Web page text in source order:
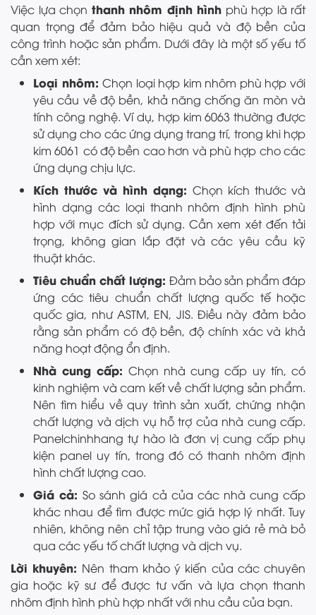
Việc lựa chọn thanh nhôm định hình phù hợp là rất
quan trọng để đảm bảo hiệu quả và độ bền của
công trình hoặc sản phẩm. Dưới đây là một số yếu tố
cần xem xét:
Loại nhôm:Chọn loại hợp kim nhôm phù hợp với
yêu cầu về độ bền, khả năng chống ăn mòn và
tính công nghệ. Ví dụ, hợp kim 6063 thường được
sử dụng cho các ứng dụng trang trí, trong khi hợp
kim 6061 có độ bền cao hơn và phù hợp cho các
ứng dụng chịu lực.
Kích thước và hình dạng: Chọn kích thước và
hình dạng các loại thanh nhôm định hình phù
hợp với mục đích sử dụng. Cần xem xét đến tải
trọng, không gian lắp đặt và các yêu cầu kỹ
thuật khác.
Tiêu chuẩn chất lượng: Đảm bảo sản phẩm đáp
ứng các tiêu chuẩn chất lượng quốc tế hoặc
quốc gia, như ASTM, EN, JIS. Điều này đảm bảo
rằng sản phẩm có độ bền, độ chính xác và khả
năng hoạt động ổn định.
Nhà cung cấp: Chọn nhà cung cấp uy tín, có
kinh nghiệm và cam kết về chất lượng sản phẩm.
Nên tìm hiểu về quy trình sản xuất, chứng nhận
chất lượng và dịch vụ hỗ trợ của nhà cung cấp.
Panelchinhhang tự hào là đơn vị cung cấp phụ
kiện panel uy tín, trong đó có thanh nhôm định
hình chất lượng cao.
Giá cả:So sánh giá cả của các nhà cung cấp
khác nhau để tìm được mức giá hợp lý nhất. Tuy
nhiên, không nên chỉ tập trung vào giá rẻ mà bỏ
qua các yếu tố chất lượng và dịch vụ.
Lời khuyên: Nên tham khảo ý kiến của các chuyên
gia hoặc kỹ sư để được tư vấn và lựa chọn thanh
nhôm định hình phù hợp nhất với nhu cầu của bạn.